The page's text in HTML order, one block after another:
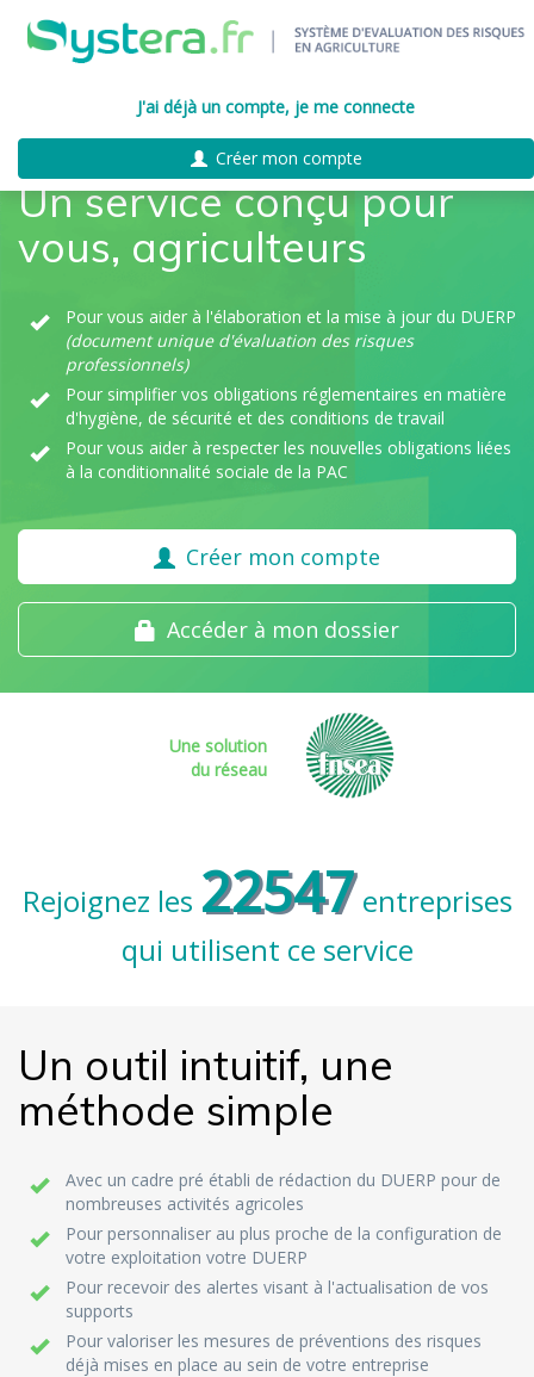
J'ai déjà un compte, je me connecte
Créer mon compte
Un service conçu pour
vous, agriculteurs
Pour vous aider à l'élaboration et la mise à jour du DUERP
(document unique d'évaluation des risques
professionnels)
Pour simplifier vos obligations réglementaires en matière
d'hygiène, de sécurité et des conditions de travail
Pour vous aider à respecter les nouvelles obligations liées
à la conditionnalité sociale de la PAC
Créer mon compte
Accéder à mon dossier
Une solution
du réseau
Rejoignez les 22547 entreprises
qui utilisent ce service
Un outil intuitif, une
méthode simple
Avec un cadre pré établi de rédaction du DUERP pour de
nombreuses activités agricoles
Pour personnaliser au plus proche de la configuration de
votre exploitation votre DUERP
Pour recevoir des alertes visant à l'actualisation de vos
supports
Pour valoriser les mesures de préventions des risques
déjà mises en place au sein de votre entreprise